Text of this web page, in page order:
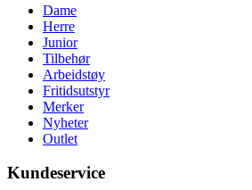
Dame
Herre
Junior
Tilbehør
Arbeidstøy
Fritidsutstyr
Merker
Nyheter
Outlet
Kundeservice